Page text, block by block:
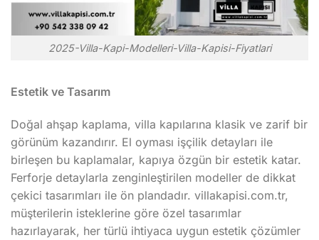
2025-Villa-Kapi-Modelleri-Villa-Kapisi-Fiyatlari
Estetik ve Tasarım
Doğal ahşap kaplama, villa kapılarına klasik ve zarif bir
görünüm kazandırır. El oyması işçilik detayları ile
birleşen bu kaplamalar, kapıya özgün bir estetik katar.
Ferforje detaylarla zenginleştirilen modeller de dikkat
çekici tasarımları ile ön plandadır. villakapisi.com.tr,
müşterilerin isteklerine göre özel tasarımlar
hazırlayarak, her türlü ihtiyaca uygun estetik çözümler